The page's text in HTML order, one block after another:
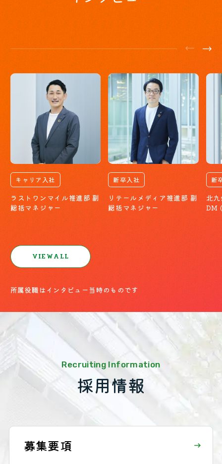
キャリア入社
ラストワンマイル推進部 副
総括マネジャー
新卒入社
リテールメディア推進部 副
総括マネジャー
新
北
DM
VIEWALL
所属役職はインタビュー当時のものです
Recruiting Information
採用情報
募集要項